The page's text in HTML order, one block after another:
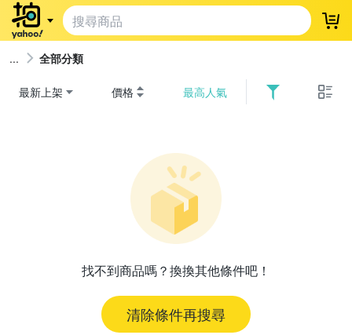
登
全部分類
最新上架 價格 最高人氣
找不到商品嗎？換換其他條件吧！
清除條件再搜尋